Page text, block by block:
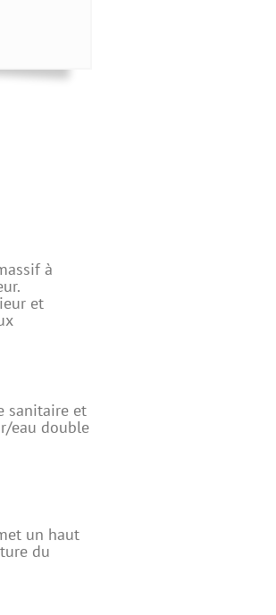
à
et
sanitaire et
eau double
un haut
du